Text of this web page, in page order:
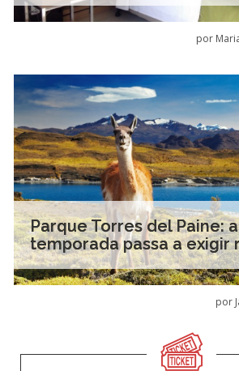
por
Parque Torres del Paine:
temporada passa a exigir
por